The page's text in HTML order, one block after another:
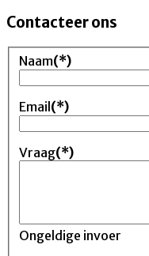
Contacteer ons
Naam(*)
Email(*)
Vraag(*)
Ongeldige invoer